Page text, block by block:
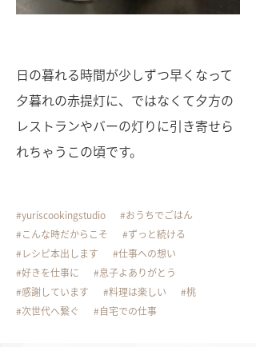
日の暮れる時間が少しずつ早くなって
夕暮れの赤提灯に、ではなくて夕方の
レストランやバーの灯りに引き寄せら
れちゃうこの頃です。
yuriscookingstudio
おうちでごはん
こんな時だからこそ
ずっと続ける
レシピ本出します
仕事への想い
好きを仕事に
息子よありがとう
感謝しています
料理は楽しい
桃
次世代へ繋ぐ
自宅での仕事